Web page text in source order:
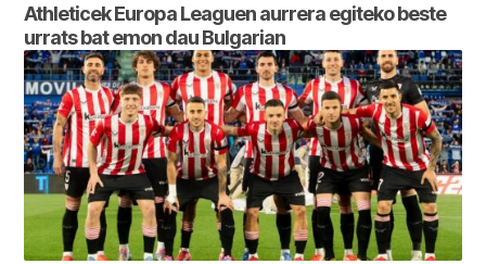
Athleticek Europa Leaguen aurrera egiteko beste
urrats bat emon dau Bulgarian